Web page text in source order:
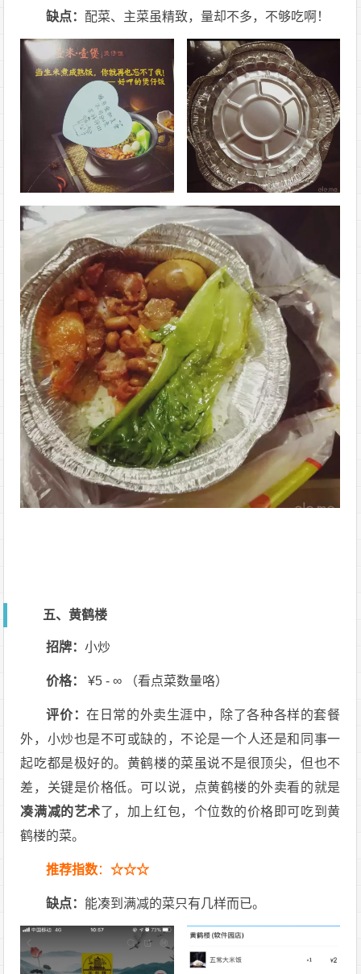
缺点： 配菜、主菜虽精致，量却不多，不够吃啊！
五、黄鹤楼
招牌：小炒
价格： ¥5 - ∞ （看点菜数量咯）
评价：在日常的外卖生涯中，除了各种各样的套餐
外，小炒也是不可或缺的，不论是一个人还是和同事一
起吃都是极好的。黄鹤楼的菜虽说不是很顶尖，但也不
差，关键是价格低。可以说，点黄鹤楼的外卖看的就是
凑满减的艺术了，加上红包，个位数的价格即可吃到黄
鹤楼的菜。
推荐指数：☆☆☆
缺点： 能凑到满减的菜只有几样而已。